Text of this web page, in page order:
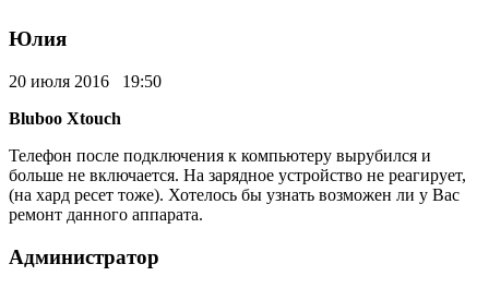
Юлия
20 июля 2016 19:50
Bluboo Xtouch
Телефон после подключения к компьютеру вырубился и
больше не включается. На зарядное устройство не реагирует,
(на хард ресет тоже). Хотелось бы узнать возможен ли у Вас
ремонт данного аппарата.
Администратор